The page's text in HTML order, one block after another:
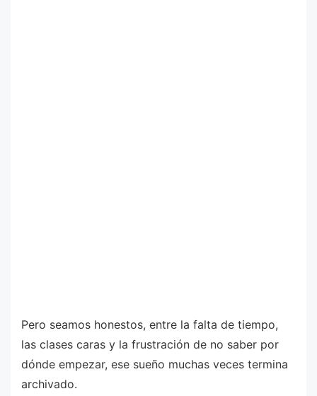
Pero seamos honestos, entre la falta de tiempo,
las clases caras y la frustración de no saber por
dónde empezar, ese sueño muchas veces termina
archivado.